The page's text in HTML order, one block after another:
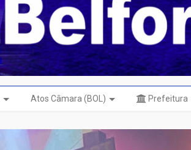
Atos Câmara (BOL) Prefeitura